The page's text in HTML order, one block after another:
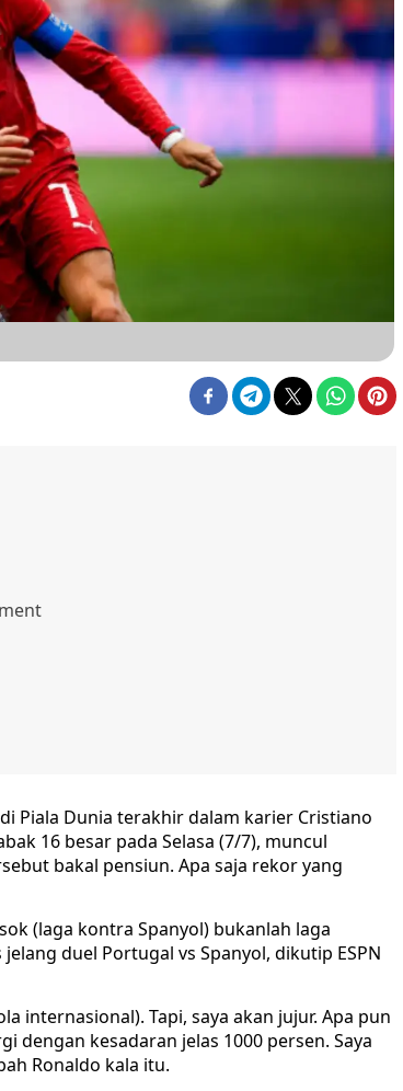
Piala Dunia terakhir dalam karier Cristiano
16 besar pada Selasa (7/7), muncul
bakal pensiun. Apa saja rekor yang
(laga kontra Spanyol) bukanlah laga
duel Portugal vs Spanyol, dikutip ESPN
internasional). Tapi, saya akan jujur. Apa pun
dengan kesadaran jelas 1000 persen. Saya
Ronaldo kala itu.